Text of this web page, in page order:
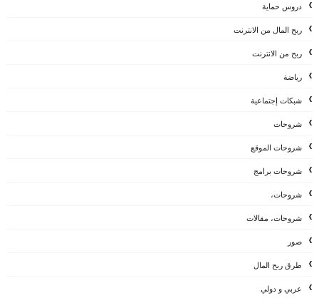
دروس حماية
ربح المال من الانترنت
ربح من الانترنت
رياضة
شبكات إجتماعية
شروحات
شروحات الموقع
شروحات برامج
شروحات،
شروحات، مقالات
صور
طرق ربح المال
عربي و دولي